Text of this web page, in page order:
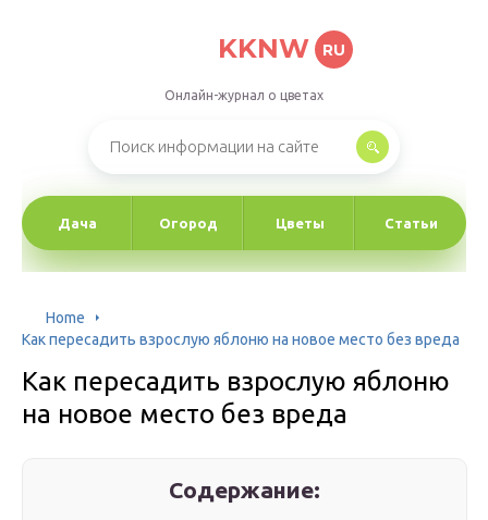
KKNW RU
Онлайн-журнал о цветах
Дача Огород Цветы Статьи
Home
Как пересадить взрослую яблоню на новое место без вреда
Как пересадить взрослую яблоню
на новое место без вреда
Содержание: